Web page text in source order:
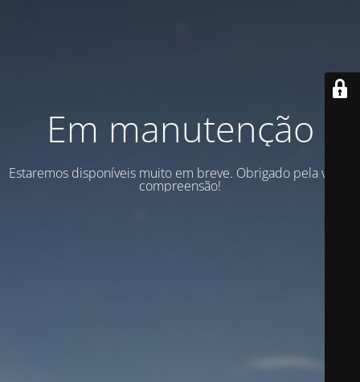
Em manutenção
Estaremos disponíveis muito em breve. Obrigado pela vossa
compreensão!